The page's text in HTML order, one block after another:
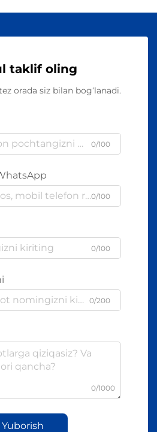
taklif oling
orada siz bilan bog‘lanadi.
0/100
0/100
0/100
0/200
0/1000
Yuborish